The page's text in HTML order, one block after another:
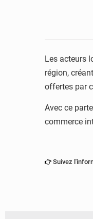
Les acteurs
région,
offertes par
Avec ce
commerce
Suivez